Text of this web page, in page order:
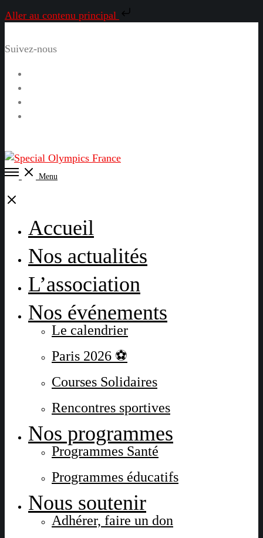
Aller au contenu principal
Suivez-nous
Open
Menu
Close
Accueil
Nos actualités
L’association
Nos événements
Le calendrier
Paris 2026 ⚽
Courses Solidaires
Rencontres sportives
Nos programmes
Programmes Santé
Programmes éducatifs
Nous soutenir
Adhérer, faire un don